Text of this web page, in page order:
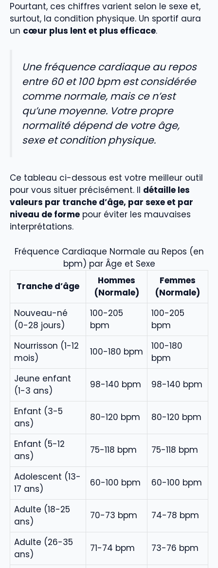
Pourtant, ces chiffres varient selon le sexe et,
surtout, la condition physique. Un sportif aura
un cœur plus lent et plus efficace.
Une fréquence cardiaque au repos
entre 60 et 100 bpm est considérée
comme normale, mais ce n’est
qu’une moyenne. Votre propre
normalité dépend de votre âge,
sexe et condition physique.
Ce tableau ci-dessous est votre meilleur outil
pour vous situer précisément. Il détaille les
valeurs par tranche d’âge, par sexe et par
niveau de forme pour éviter les mauvaises
interprétations.
Fréquence Cardiaque Normale au Repos (en
bpm) par Âge et Sexe
Tranche d’âge
Hommes
(Normale)
Femmes
(Normale)
Nouveau-né
(0-28 jours)
100-205
bpm
100-205
bpm
Nourrisson (1-12
mois)
100-180 bpm
100-180
bpm
Jeune enfant
(1-3 ans)
98-140 bpm 98-140 bpm
Enfant (3-5
ans)
80-120 bpm 80-120 bpm
Enfant (5-12
ans)
75-118 bpm 75-118 bpm
Adolescent (13-
17 ans)
60-100 bpm 60-100 bpm
Adulte (18-25
ans)
70-73 bpm 74-78 bpm
Adulte (26-35
ans)
71-74 bpm 73-76 bpm